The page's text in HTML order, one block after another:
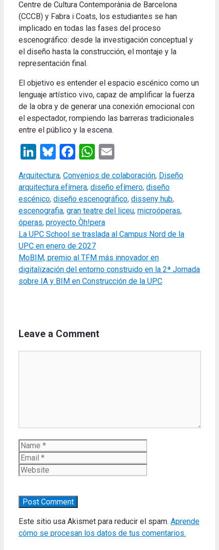
Centre de Cultura Contemporània de Barcelona
(CCCB) y Fabra i Coats, los estudiantes se han
implicado en todas las fases del proceso
escenográfico: desde la investigación conceptual y
el diseño hasta la construcción, el montaje y la
representación final.
El objetivo es entender el espacio escénico como un
lenguaje artístico vivo, capaz de amplificar la fuerza
de la obra y de generar una conexión emocional con
el espectador, rompiendo las barreras tradicionales
entre el público y la escena.
LinkedIn
Bluesky
Facebook
WhatsApp
Categories
Arquitectura, Convenios de colaboración, DiseñoTags
arquitectura efímera, diseño efímero, diseño
escénico, diseño escenográfico, disseny hub,
escenografia, gran teatre del liceu, microóperas,
óperas, proyecto Òh!pera
La UPC School se traslada al Campus Nord de la
UPC en enero de 2027
MoBIM, premio al TFM más innovador en
digitalización del entorno construido en la 2ª Jornada
sobre IA y BIM en Construcción de la UPC
Leave a Comment
Name
Este sitio usa Akismet para reducir el spam. Aprende
cómo se procesan los datos de tus comentarios.